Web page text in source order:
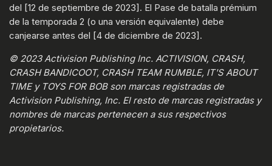
del [12 de septiembre de 2023]. El Pase de batalla prémium
de la temporada 2 (o una versión equivalente) debe
canjearse antes del [4 de diciembre de 2023].
© 2023 Activision Publishing Inc. ACTIVISION, CRASH,
CRASH BANDICOOT, CRASH TEAM RUMBLE, IT'S ABOUT
TIME y TOYS FOR BOB son marcas registradas de
Activision Publishing, Inc. El resto de marcas registradas y
nombres de marcas pertenecen a sus respectivos
propietarios.